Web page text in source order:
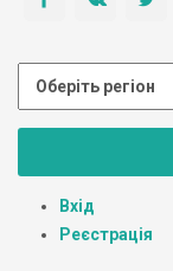
Вхід
Реєстрація